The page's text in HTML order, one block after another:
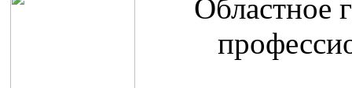
Областное